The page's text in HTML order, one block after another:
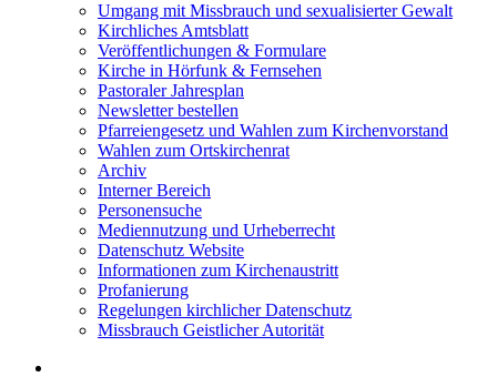
Umgang mit Missbrauch und sexualisierter Gewalt
Kirchliches Amtsblatt
Veröffentlichungen & Formulare
Kirche in Hörfunk & Fernsehen
Pastoraler Jahresplan
Newsletter bestellen
Pfarreiengesetz und Wahlen zum Kirchenvorstand
Wahlen zum Ortskirchenrat
Archiv
Interner Bereich
Personensuche
Mediennutzung und Urheberrecht
Datenschutz Website
Informationen zum Kirchenaustritt
Profanierung
Regelungen kirchlicher Datenschutz
Missbrauch Geistlicher Autorität